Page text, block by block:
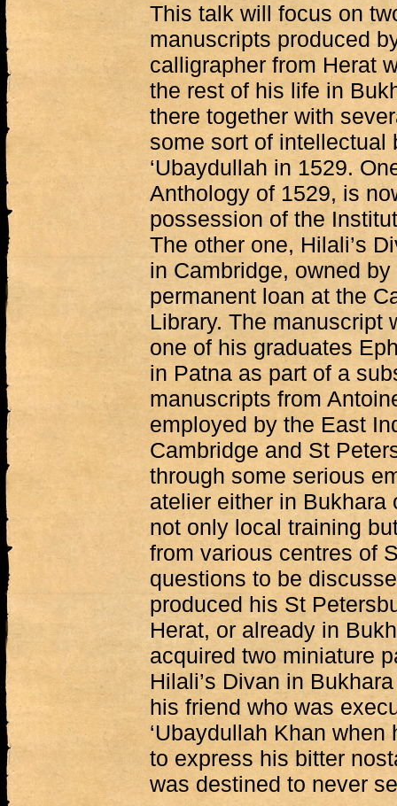
This talk will focus on
manuscripts produced
calligrapher from Herat
the rest of his life in
there together with
some sort of intellectual
‘Ubaydullah in 1529.
Anthology of 1529, is
possession of the
The other one, Hilali’s
in Cambridge, owned
permanent loan at the
Library. The manuscript
one of his graduates
in Patna as part of a
manuscripts from
employed by the East
Cambridge and St
through some serious
atelier either in Bukhara
not only local training
from various centres of
questions to be
produced his St
Herat, or already in
acquired two miniature
Hilali’s Divan in
his friend who was
‘Ubaydullah Khan
to express his bitter
was destined to never